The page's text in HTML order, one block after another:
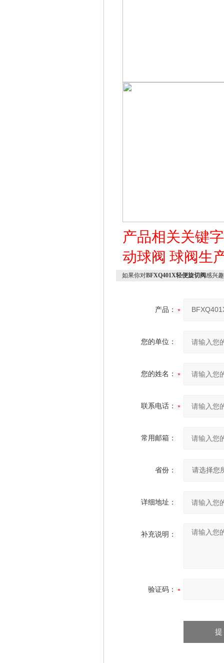
产品相关关键
动球阀 球阀生
如果你对BFXQ401X轻便旋切阀感兴
产品：
您的单位：
您的姓名：
联系电话：
常用邮箱：
省份：
详细地址：
补充说明：
验证码：